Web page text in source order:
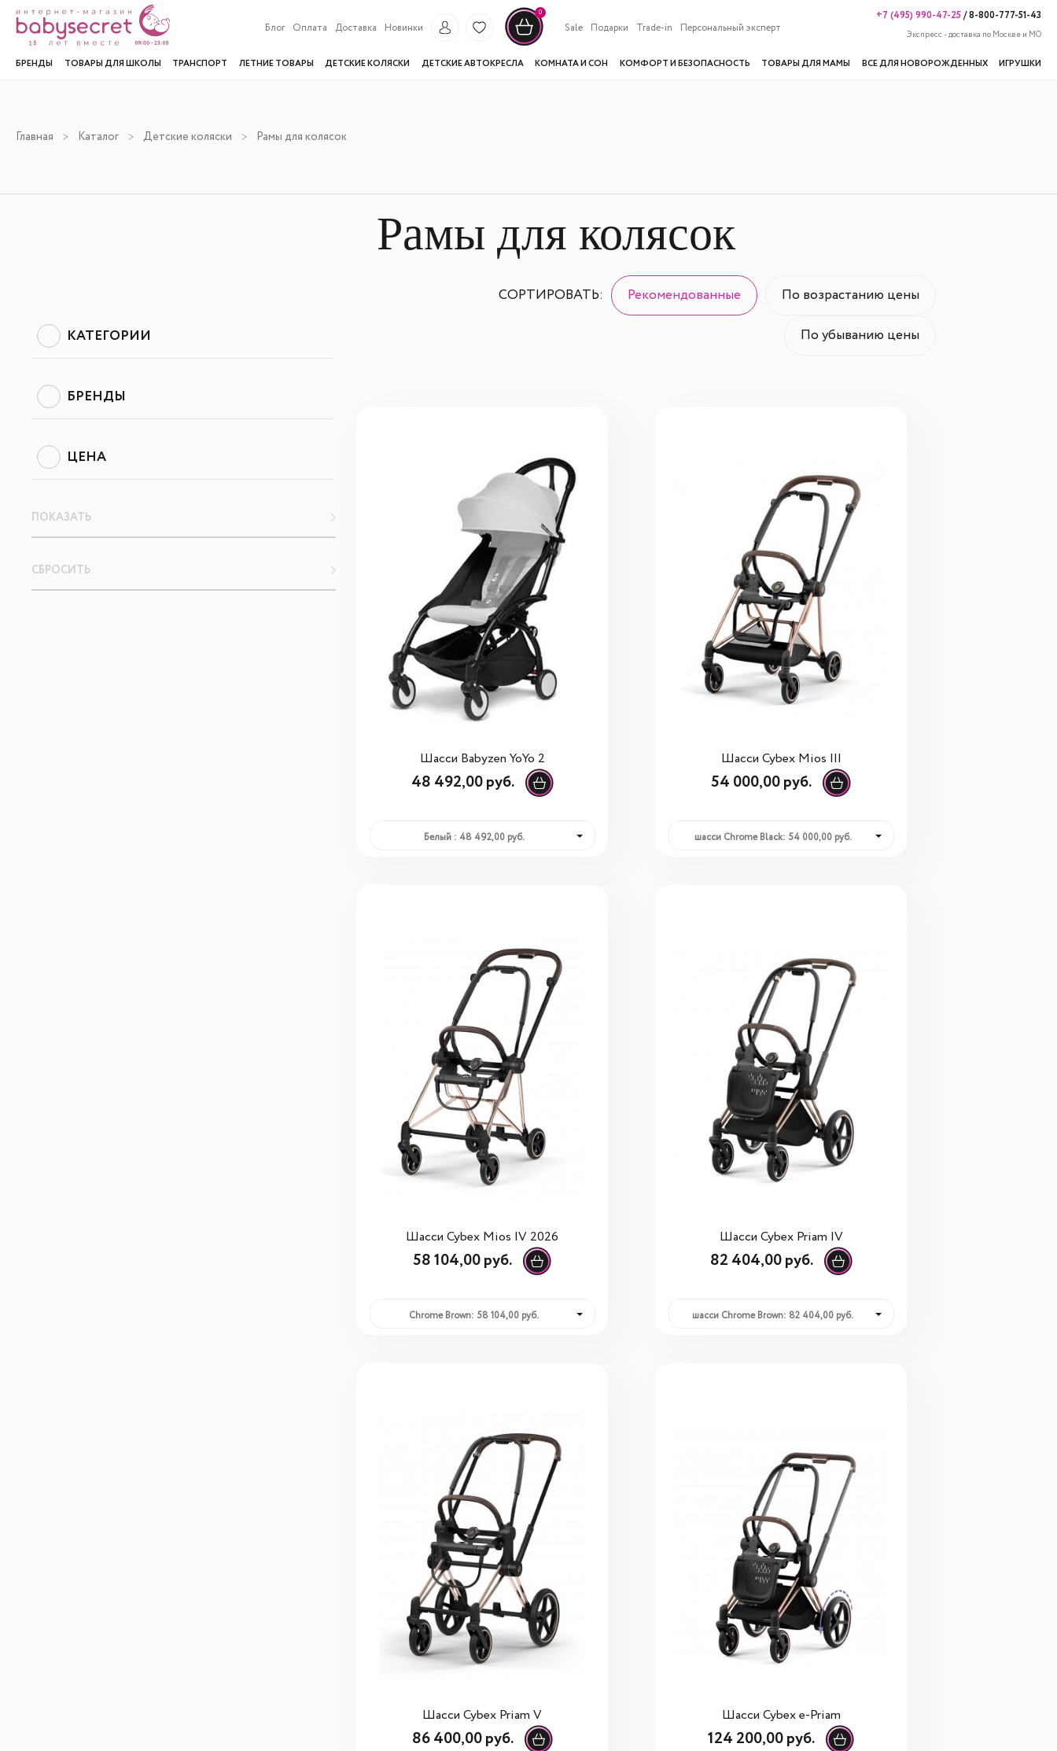
Блог Оплата Доставка Новинки
0
Sale Подарки Trade-in Персональный эксперт
+7 (495) 990-47-25/8-800-777-51-43
Экспресс - доставка по Москве и МО
БРЕНДЫ ТОВАРЫ ДЛЯ ШКОЛЫ ТРАНСПОРТ ЛЕТНИЕ ТОВАРЫ ДЕТСКИЕ КОЛЯСКИ ДЕТСКИЕ АВТОКРЕСЛА КОМНАТА И СОН КОМФОРТ И БЕЗОПАСНОСТЬ ТОВАРЫ ДЛЯ МАМЫ ВСЕ ДЛЯ НОВОРОЖДЕННЫХ ИГРУШКИ
Главная Каталог Детские коляски Рамы для колясок
КАТЕГОРИИ
БРЕНДЫ
ЦЕНА
ПОКАЗАТЬ
СБРОСИТЬ
Рамы для колясок
СОРТИРОВАТЬ: Рекомендованные По возрастанию цены
По убыванию цены
Шасси Babyzen YoYo 2
48 492,00 руб.
Белый : 48 492,00 руб.
Шасси Cybex Mios III
54 000,00 руб.
шасси Chrome Black: 54 000,00 руб.
Шасси Cybex Mios IV 2026
58 104,00 руб.
Chrome Brown: 58 104,00 руб.
Шасси Cybex Priam IV
82 404,00 руб.
шасси Chrome Brown: 82 404,00 руб.
Шасси Cybex Priam V
86 400,00 руб.
Шасси Cybex e-Priam
124 200,00 руб.